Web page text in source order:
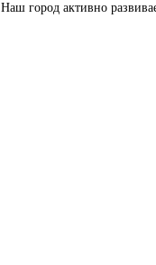
Наш город активно